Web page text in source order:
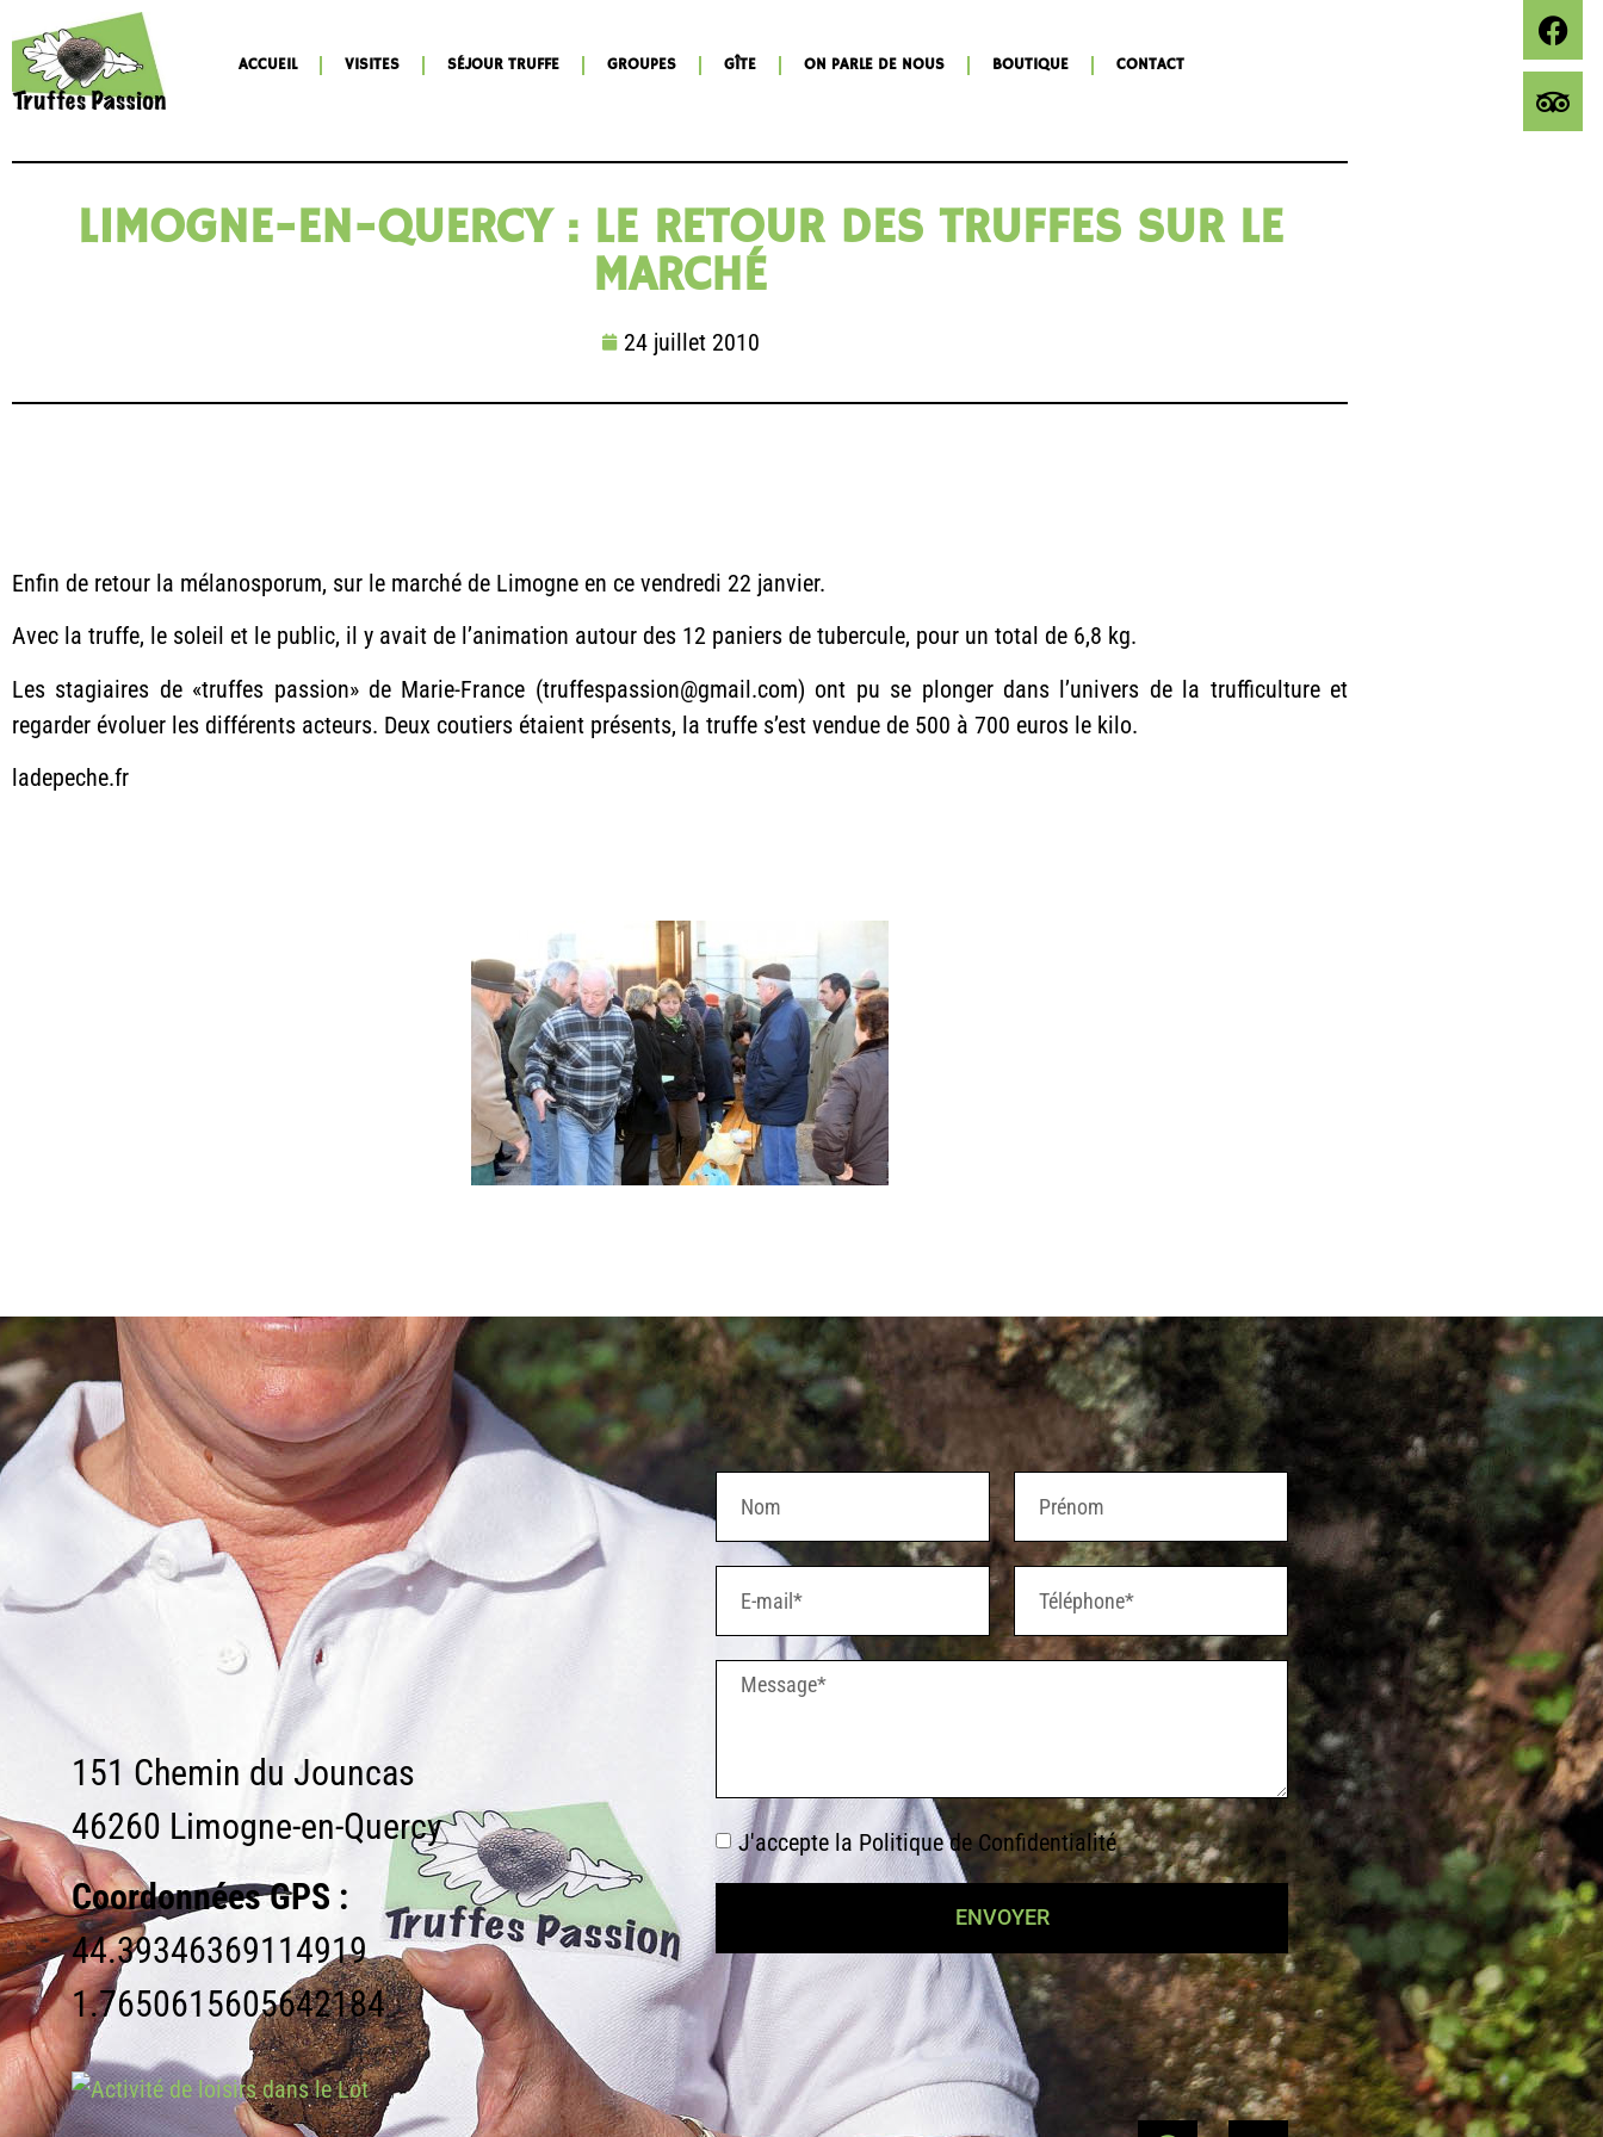
ACCUEIL VISITES SÉJOUR TRUFFE GROUPES GÎTE ON PARLE DE NOUS BOUTIQUE CONTACT
LIMOGNE-EN-QUERCY : LE RETOUR DES TRUFFES SUR LE
MARCHÉ
24 juillet 2010
Enfin de retour la mélanosporum, sur le marché de Limogne en ce vendredi 22 janvier.
Avec la truffe, le soleil et le public, il y avait de l’animation autour des 12 paniers de tubercule, pour un total de 6,8 kg.
Les stagiaires de «truffes passion» de Marie-France (truffespassion@gmail.com) ont pu se plonger dans l’univers de la trufficulture et
regarder évoluer les différents acteurs. Deux coutiers étaient présents, la truffe s’est vendue de 500 à 700 euros le kilo.
ladepeche.fr
151 Chemin du Jouncas
46260 Limogne-en-Quercy
Coordonnées GPS :
44.39346369114919
1.7650615605642184
J'accepte la Politique de Confidentialité
ENVOYER